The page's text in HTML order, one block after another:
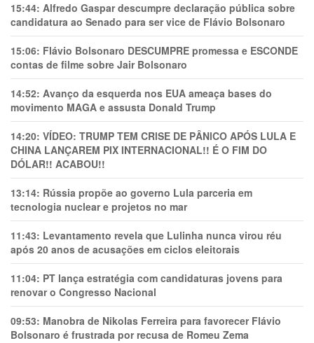
15:44: Alfredo Gaspar descumpre declaração pública sobre
candidatura ao Senado para ser vice de Flávio Bolsonaro
15:06: Flávio Bolsonaro DESCUMPRE promessa e ESCONDE
contas de filme sobre Jair Bolsonaro
14:52: Avanço da esquerda nos EUA ameaça bases do
movimento MAGA e assusta Donald Trump
14:20: VÍDEO: TRUMP TEM CRlSE DE PÂNlCO APÓS LULA E
CHINA LANÇAREM PIX INTERNACIONAL!! É O FIM DO
DÓLAR!! ACABOU!!
13:14: Rússia propõe ao governo Lula parceria em
tecnologia nuclear e projetos no mar
11:43: Levantamento revela que Lulinha nunca virou réu
após 20 anos de acusações em ciclos eleitorais
11:04: PT lança estratégia com candidaturas jovens para
renovar o Congresso Nacional
09:53: Manobra de Nikolas Ferreira para favorecer Flávio
Bolsonaro é frustrada por recusa de Romeu Zema